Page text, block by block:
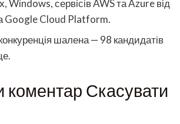
Windows, сервісів AWS та Azure від
Google Cloud Platform.
шалена — 98 кандидатів
Скасувати